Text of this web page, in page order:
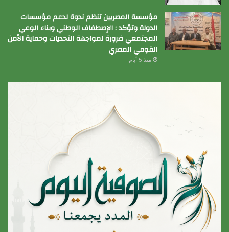
مؤسسة المصريين تنظم ندوة لدعم مؤسسات
الدولة وتؤكد : الإصطفاف الوطني وبناء الوعي
المجتمعي ضرورة لمواجهة التحديات وحماية الأمن
القومي المصري
منذ 5 أيام